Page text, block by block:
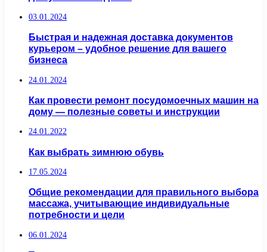
03.01.2024
Быстрая и надежная доставка документов
курьером – удобное решение для вашего
бизнеса
24.01.2024
Как провести ремонт посудомоечных машин на
дому — полезные советы и инструкции
24.01.2022
Как выбрать зимнюю обувь
17.05.2024
Общие рекомендации для правильного выбора
массажа, учитывающие индивидуальные
потребности и цели
06.01.2024